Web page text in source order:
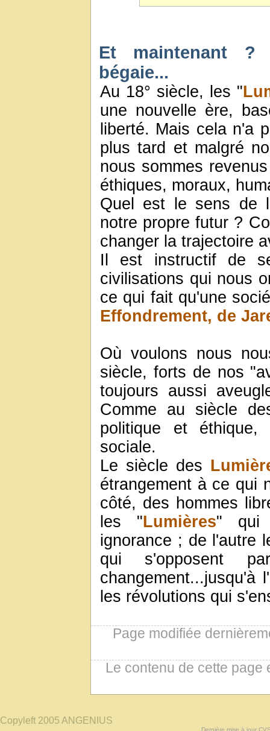
Et maintenant ?
bégaie...
Au 18° siècle, les "
une nouvelle ère,
liberté. Mais cela n'a
plus tard et malgré
nous sommes
éthiques, moraux,
Quel est le sens de
notre propre futur ?
changer la trajectoire
Il est instructif de
civilisations qui nous
ce qui fait qu'une
Effondrement, de
Où voulons nous
siècle, forts de nos
toujours aussi
Comme au siècle
politique et éthique,
sociale.
Le siècle des
étrangement à ce qui
côté, des hommes
les "Lumières" qui
ignorance ; de l'autre
qui s'opposent
changement...jusqu'à
les révolutions qui
Page modifiée
Le contenu de cette
Copyleft 2005 ANGENIUS
Dernière mise à jour